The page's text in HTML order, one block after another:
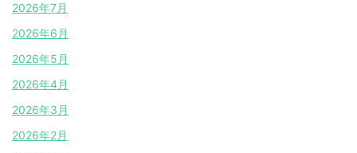
2026年7月
2026年6月
2026年5月
2026年4月
2026年3月
2026年2月